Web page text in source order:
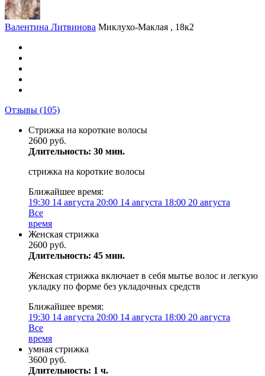
Валентина Литвинова Миклухо-Маклая , 18к2
Отзывы (105)
Стрижка на короткие волосы
2600 руб.
Длительность: 30 мин.
стрижка на короткие волосы
Ближайшее время:
19:30 14 августа 20:00 14 августа 18:00 20 августа
Все
время
Женская стрижка
2600 руб.
Длительность: 45 мин.
Женская стрижка включает в себя мытье волос и легкую
укладку по форме без укладочных средств
Ближайшее время:
19:30 14 августа 20:00 14 августа 18:00 20 августа
Все
время
умная стрижка
3600 руб.
Длительность: 1 ч.